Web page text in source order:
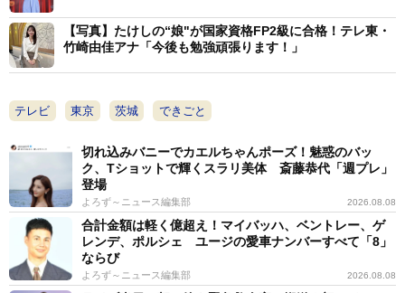
【写真】たけしの“娘"が国家資格FP2級に合格！テレ東・
竹崎由佳アナ「今後も勉強頑張ります！」
テレビ 東京 茨城 できごと
切れ込みバニーでカエルちゃんポーズ！魅惑のバッ
ク、Tショットで輝くスラリ美体 斎藤恭代「週プレ」
登場
よろず～ニュース編集部 2026.08.08
合計金額は軽く億超え！マイバッハ、ベントレー、ゲ
レンデ、ポルシェ ユージの愛車ナンバーすべて「8」
ならび
よろず～ニュース編集部 2026.08.08